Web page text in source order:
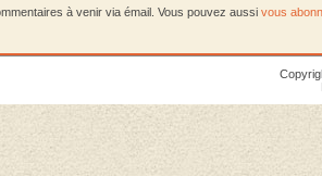
à venir via émail. Vous pouvez aussi vous